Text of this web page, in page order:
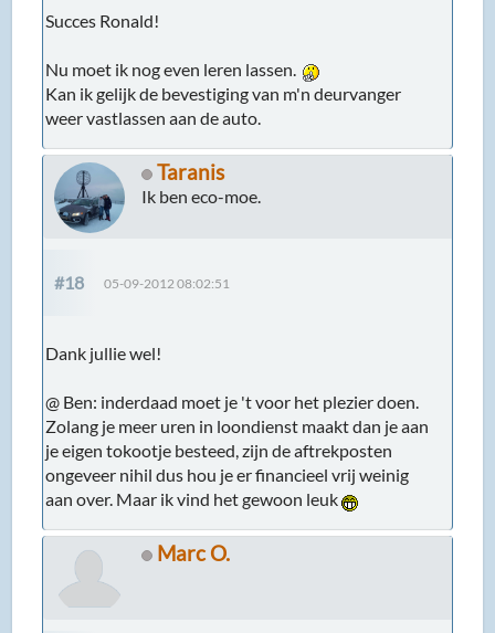
Succes Ronald!
Nu moet ik nog even leren lassen.
Kan ik gelijk de bevestiging van m'n deurvanger
weer vastlassen aan de auto.
Taranis
Ik ben eco-moe.
#18 05-09-2012 08:02:51
Dank jullie wel!
@ Ben: inderdaad moet je 't voor het plezier doen.
Zolang je meer uren in loondienst maakt dan je aan
je eigen tokootje besteed, zijn de aftrekposten
ongeveer nihil dus hou je er financieel vrij weinig
aan over. Maar ik vind het gewoon leuk
Marc O.